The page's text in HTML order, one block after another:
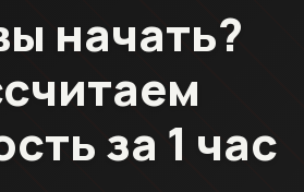
начать?
за 1 час